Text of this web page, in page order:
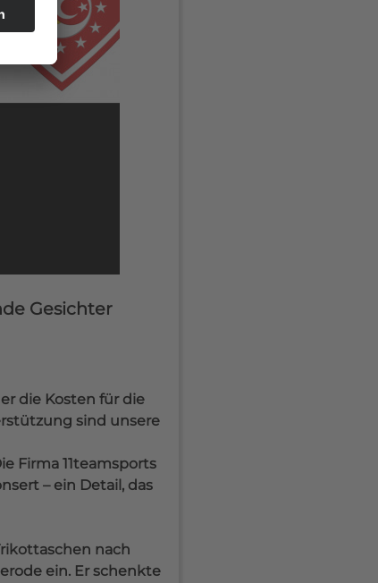
Gesichter
die Kosten für die
sind unsere
Firma 11teamsports
– ein Detail, das
nach
ein. Er schenkte